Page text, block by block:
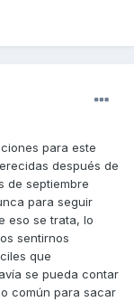
para este
después de
de septiembre
para seguir
eso se trata, lo
sentirnos
que
se pueda contar
común para sacar